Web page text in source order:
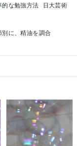
的な勉強方法
日大芸術
に、精油を調合